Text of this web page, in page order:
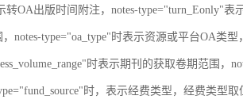
转OA出版时间附注，notes-type="turn_Eonly"表
notes-type="oa_type"时表示资源或平台OA类型
时表示期刊的获取卷期范围，
时，表示经费类型，经费类型